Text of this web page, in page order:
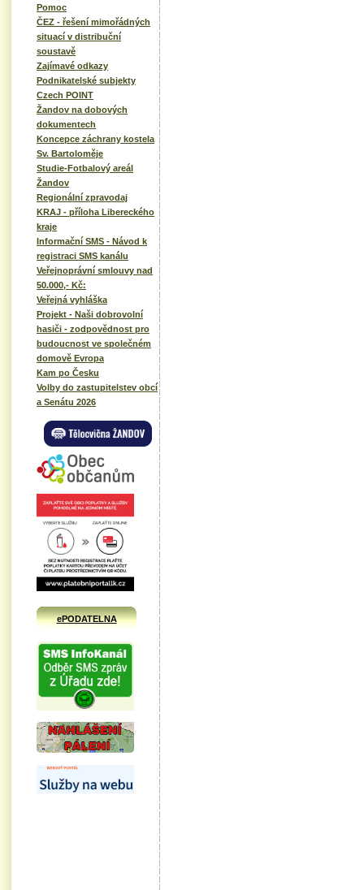
Pomoc
ČEZ - řešení mimořádných
situací v distribuční
soustavě
Zajímavé odkazy
Podnikatelské subjekty
Czech POINT
Žandov na dobových
dokumentech
Koncepce záchrany kostela
Sv. Bartoloměje
Studie-Fotbalový areál
Žandov
Regionální zpravodaj
KRAJ - příloha Libereckého
kraje
Informační SMS - Návod k
registraci SMS kanálu
Veřejnoprávní smlouvy nad
50.000,- Kč:
Veřejná vyhláška
Projekt - Naši dobrovolní
hasiči - zodpovědnost pro
budoucnost ve společném
domově Evropa
Kam po Česku
Volby do zastupitelstev obcí
a Senátu 2026
ePODATELNA